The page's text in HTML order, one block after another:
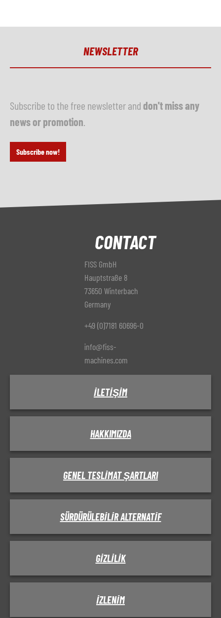
NEWSLETTER
Subscribe to the free newsletter and don't miss any
news or promotion
Subscribe now!
CONTACT
FISS GmbH
Hauptstraße 8
73650 Winterbach
Germany
+49 (0)7181 60696-0
info@fiss-
machines.com
İLETIŞIM
HAKKIMIZDA
GENEL TESLIMAT ŞARTLARI
SÜRDÜRÜLEBILIR ALTERNATIF
GIZLILIK
IZLENIM